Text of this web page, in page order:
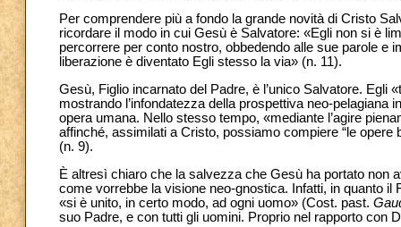
Per comprendere più a fondo la grande novità di Cristo
ricordare il modo in cui Gesù è Salvatore: «Egli non si è
percorrere per conto nostro, obbedendo alle sue parole e
liberazione è diventato Egli stesso la via» (n. 11).
Gesù, Figlio incarnato del Padre, è l’unico Salvatore. Egli
mostrando l’infondatezza della prospettiva neo-
opera umana. Nello stesso tempo, «mediante l’agire
affinché, assimilati a Cristo, possiamo compiere “le
(n. 9).
È altresì chiaro che la salvezza che Gesù ha portato non
come vorrebbe la visione neo-gnostica. Infatti, in quanto
«si è unito, in certo modo, ad ogni uomo» (Cost. past.
suo Padre, e con tutti gli uomini. Proprio nel rapporto con